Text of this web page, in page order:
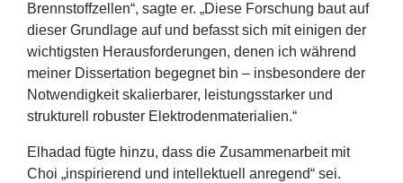
Brennstoffzellen“, sagte er. „Diese Forschung baut auf
dieser Grundlage auf und befasst sich mit einigen der
wichtigsten Herausforderungen, denen ich während
meiner Dissertation begegnet bin – insbesondere der
Notwendigkeit skalierbarer, leistungsstarker und
strukturell robuster Elektrodenmaterialien.“
Elhadad fügte hinzu, dass die Zusammenarbeit mit
Choi „inspirierend und intellektuell anregend“ sei.